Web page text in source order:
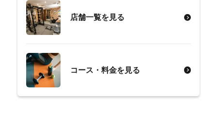
店舗一覧を見る
コース・料金を見る